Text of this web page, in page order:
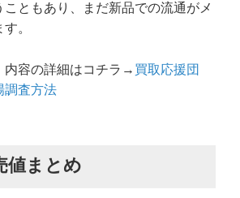
ともあり、まだ新品での流通がメ
。
内容の詳細はコチラ→ 買取応援団
調査方法
値まとめ